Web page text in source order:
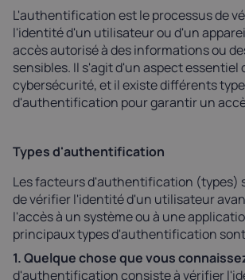
L'authentification est le processus de
l'identité d'un utilisateur ou d'un
accès autorisé à des informations ou
sensibles. Il s'agit d'un aspect essentiel
cybersécurité, et il existe différents
d'authentification pour garantir un
Types d'authentification
Les facteurs d'authentification (types)
de vérifier l'identité d'un utilisateur
l'accès à un système ou à une
principaux types d'authentification
1. Quelque chose que vous
d'authentification consiste à vérifier